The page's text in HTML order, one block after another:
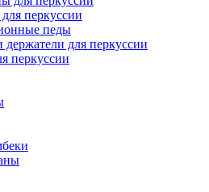
перкуссии
педы
для перкуссии
перкуссии